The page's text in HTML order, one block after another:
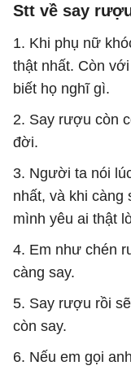
Stt về say
1. Khi phụ nữ
thật nhất. Còn
biết họ nghĩ gì.
2. Say rượu còn
đời.
3. Người ta nói
nhất, và khi càng
mình yêu ai thật
4. Em như chén
càng say.
5. Say rượu rồi
còn say.
6. Nếu em gọi